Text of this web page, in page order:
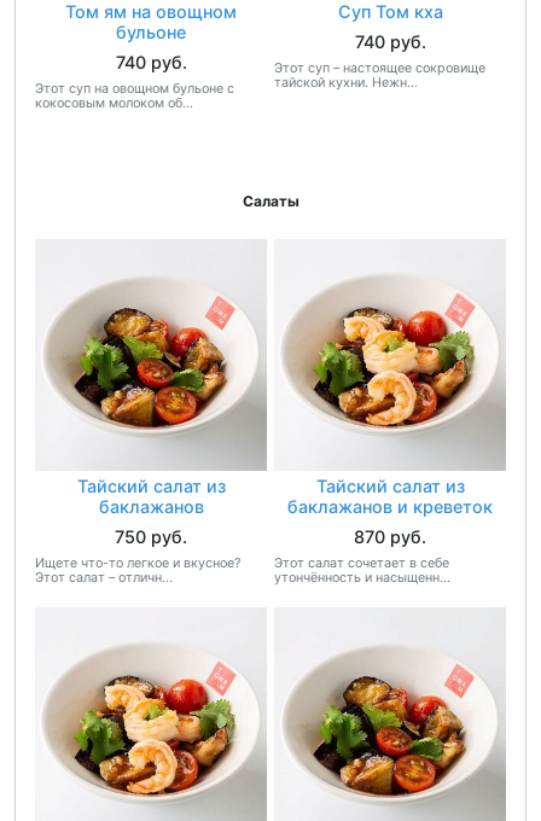
Том ям на овощном
бульоне
740 руб.
Этот суп на овощном бульоне с
кокосовым молоком об...
Суп Том кха
740 руб.
Этот суп – настоящее сокровище
тайской кухни. Нежн...
Салаты
Тайский салат из
баклажанов
750 руб.
Ищете что-то легкое и вкусное?
Этот салат – отличн...
Тайский салат из
баклажанов и креветок
870 руб.
Этот салат сочетает в себе
утончённость и насыщенн...